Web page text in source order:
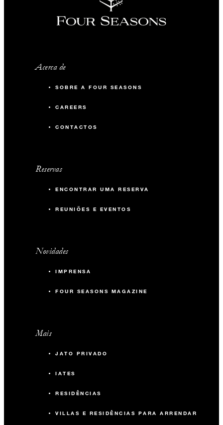
Acerca de
SOBRE A FOUR SEASONS
CAREERS
CONTACTOS
Reservas
ENCONTRAR UMA RESERVA
REUNIÕES E EVENTOS
Novidades
IMPRENSA
FOUR SEASONS MAGAZINE
Mais
JATO PRIVADO
IATES
RESIDÊNCIAS
VILLAS E RESIDÊNCIAS PARA ARRENDAR